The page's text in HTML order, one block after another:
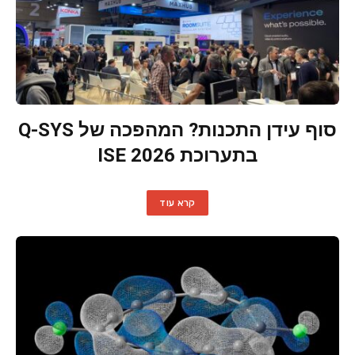
סוף עידן התכנות? המהפכה של Q-SYS
בתערוכת ISE 2026
קרא עוד